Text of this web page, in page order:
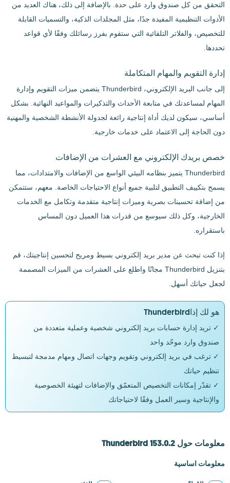
التحقق من كل صندوق وارد على حدة. بالإضافة إلى ذلك، هناك العديد من
الأدوات التنظيمية المفيدة جدًا، مثل المجلدات الذكية، والتسميات القابلة
للتخصيص، والفلاتر التلقائية التي ستقوم بفرز رسائلك وفقًا لأي قواعد
تحددها.
إدارة التقويم والمهام المتكاملة
إلى جانب البريد الإلكتروني، Thunderbird يتضمن ميزات التقويم وإدارة
المهام لمساعدتك في متابعة الأحداث والتذكيرات والمواعيد النهائية. بشكل
أساسي، سيكون لديك أداة إنتاجية رائعة لجدولة الأنشطة الشخصية والمهنية
دون الحاجة إلى الاعتماد على خدمات خارجية.
خصص بريدك الإلكتروني مع العشرات من الإضافات
Thunderbird يتميز بنظامه البيئي الواسع من الإضافات والامتدادات، مما
يسمح بتكييف التطبيق لتلبية جميع أنواع الاحتياجات الخاصة. معهم، ستتمكن
من إضافة تحسينات بصرية وميزات إنتاجية متقدمة وتكامل مع الخدمات
الخارجية، وكل ذلك سيوسع من قدرات هذا العميل دون المساس
باستقراره.
إذا كنت تبحث عن مدير بريد إلكتروني بسيط ومريح لتحسين إنتاجيتك، قم
بتنزيل Thunderbird مجانًا واطلع على العشرات من الميزات المصممة
لجعل حياتك أسهل.
هو لك إذاThunderbird
✓ تريد إدارة حسابات بريد إلكتروني شخصية وعملية متعددة من
صندوق وارد موحّد واحد
✓ ترغب في بريد إلكتروني وتقويم وجهات اتصال ومهام مدمجة لتبسيط
تنظيم حياتك
✓ تقدّر إمكانات التخصيص المتعمّق والإضافات لتهيئة الخصوصية
والإنتاجية وسير العمل وفقًا لاحتياجاتك
معلومات حول Thunderbird 153.0.2
معلومات اساسية